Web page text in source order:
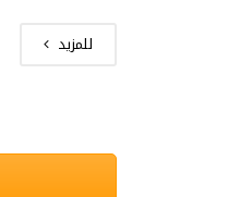
للمزيد